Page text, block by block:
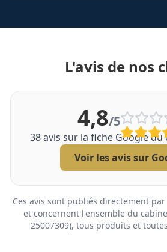
L'avis de nos
4,8/5
38avis sur la fiche Google du
Voir les avis sur
Ces avis sont publiés directement
et concernent l'ensemble du
25007309), tous produits et